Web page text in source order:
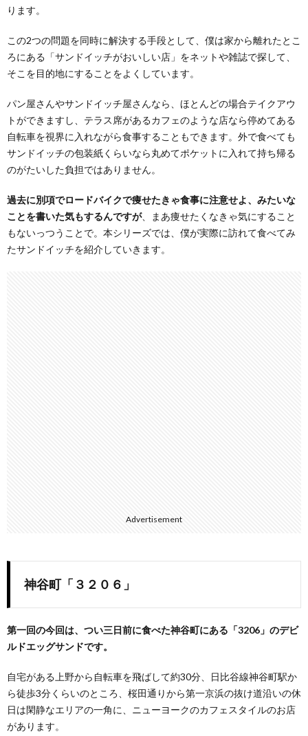
ります。
この2つの問題を同時に解決する手段として、僕は家から離れたとこ
ろにある「サンドイッチがおいしい店」をネットや雑誌で探して、
そこを目的地にすることをよくしています。
パン屋さんやサンドイッチ屋さんなら、ほとんどの場合テイクアウ
トができますし、テラス席があるカフェのような店なら停めてある
自転車を視界に入れながら食事することもできます。外で食べても
サンドイッチの包装紙くらいなら丸めてポケットに入れて持ち帰る
のがたいした負担ではありません。
過去に別項でロードバイクで痩せたきゃ食事に注意せよ、みたいな
ことを書いた気もするんですが、まあ痩せたくなきゃ気にすること
もないっつうことで。本シリーズでは、僕が実際に訪れて食べてみ
たサンドイッチを紹介していきます。
Advertisement
神谷町「３２０６」
第一回の今回は、つい三日前に食べた神谷町にある「3206」のデビ
ルドエッグサンドです。
自宅がある上野から自転車を飛ばして約30分、日比谷線神谷町駅か
ら徒歩3分くらいのところ、桜田通りから第一京浜の抜け道沿いの休
日は閑静なエリアの一角に、ニューヨークのカフェスタイルのお店
があります。